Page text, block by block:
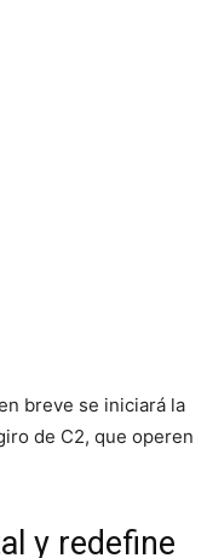
breve se iniciará la
de C2, que operen
y redefine